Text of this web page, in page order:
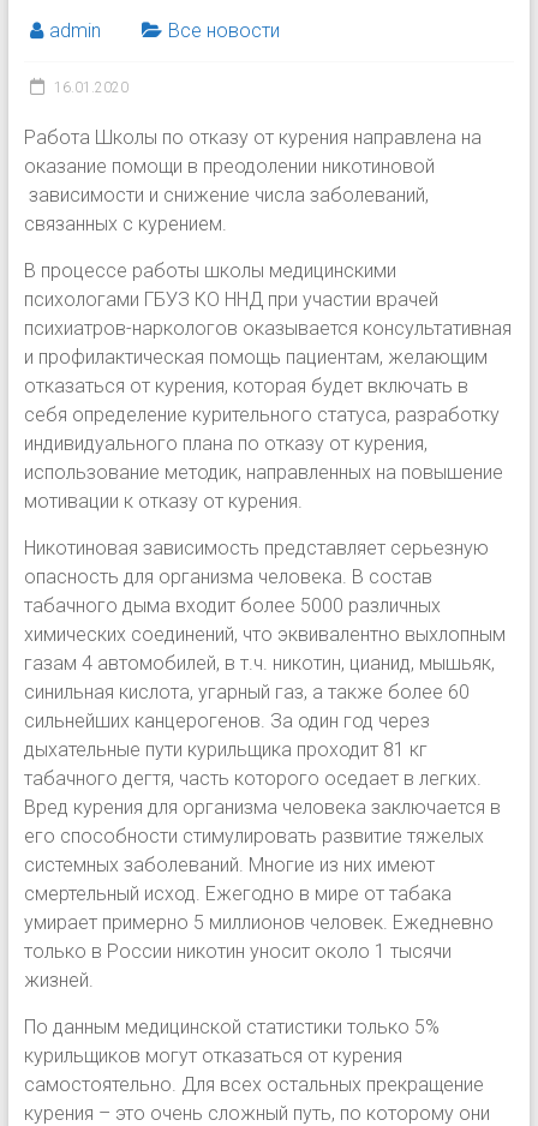
admin Все новости
16.01.2020
Работа Школы по отказу от курения направлена на
оказание помощи в преодолении никотиновой
зависимости и снижение числа заболеваний,
связанных с курением.
В процессе работы школы медицинскими
психологами ГБУЗ КО ННД при участии врачей
психиатров-наркологов оказывается консультативная
и профилактическая помощь пациентам, желающим
отказаться от курения, которая будет включать в
себя определение курительного статуса, разработку
индивидуального плана по отказу от курения,
использование методик, направленных на повышение
мотивации к отказу от курения.
Никотиновая зависимость представляет серьезную
опасность для организма человека. В состав
табачного дыма входит более 5000 различных
химических соединений, что эквивалентно выхлопным
газам 4 автомобилей, в т.ч. никотин, цианид, мышьяк,
синильная кислота, угарный газ, а также более 60
сильнейших канцерогенов. За один год через
дыхательные пути курильщика проходит 81 кг
табачного дегтя, часть которого оседает в легких.
Вред курения для организма человека заключается в
его способности стимулировать развитие тяжелых
системных заболеваний. Многие из них имеют
смертельный исход. Ежегодно в мире от табака
умирает примерно 5 миллионов человек. Ежедневно
только в России никотин уносит около 1 тысячи
жизней.
По данным медицинской статистики только 5%
курильщиков могут отказаться от курения
самостоятельно. Для всех остальных прекращение
курения – это очень сложный путь, по которому они